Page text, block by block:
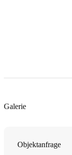
Galerie
Objektanfrage